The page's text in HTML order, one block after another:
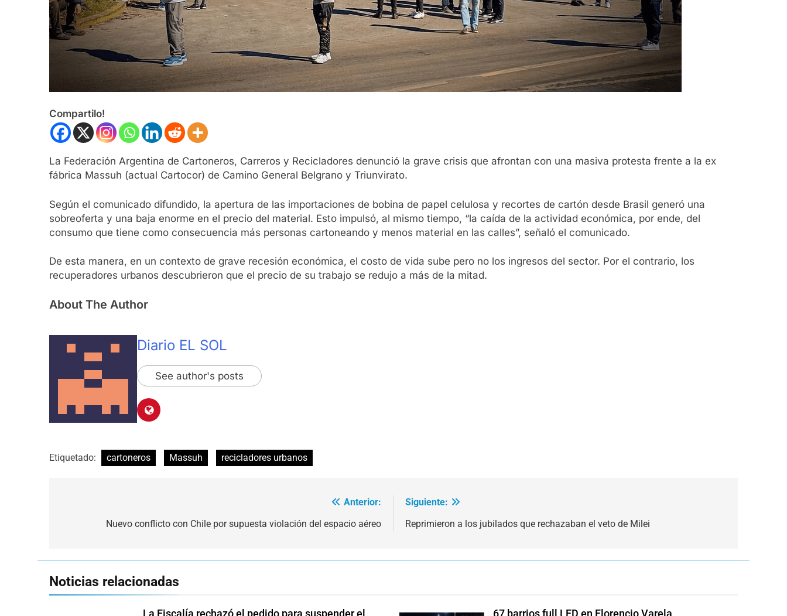
Compartilo!
La Federación Argentina de Cartoneros, Carreros y Recicladores denunció la grave crisis que afrontan con una masiva protesta frente a la ex
fábrica Massuh (actual Cartocor) de Camino General Belgrano y Triunvirato.
Según el comunicado difundido, la apertura de las importaciones de bobina de papel celulosa y recortes de cartón desde Brasil generó una
sobreoferta y una baja enorme en el precio del material. Esto impulsó, al mismo tiempo, “la caída de la actividad económica, por ende, del
consumo que tiene como consecuencia más personas cartoneando y menos material en las calles”, señaló el comunicado.
De esta manera, en un contexto de grave recesión económica, el costo de vida sube pero no los ingresos del sector. Por el contrario, los
recuperadores urbanos descubrieron que el precio de su trabajo se redujo a más de la mitad.
About The Author
Diario EL SOL
See author's posts
Etiquetado: cartoneros Massuh recicladores urbanos
Anterior:
Nuevo conflicto con Chile por supuesta violación del espacio aéreo
Siguiente:
Reprimieron a los jubilados que rechazaban el veto de Milei
Noticias relacionadas
La Fiscalía rechazó el pedido para suspender el 67 barrios full LED en Florencio Varela